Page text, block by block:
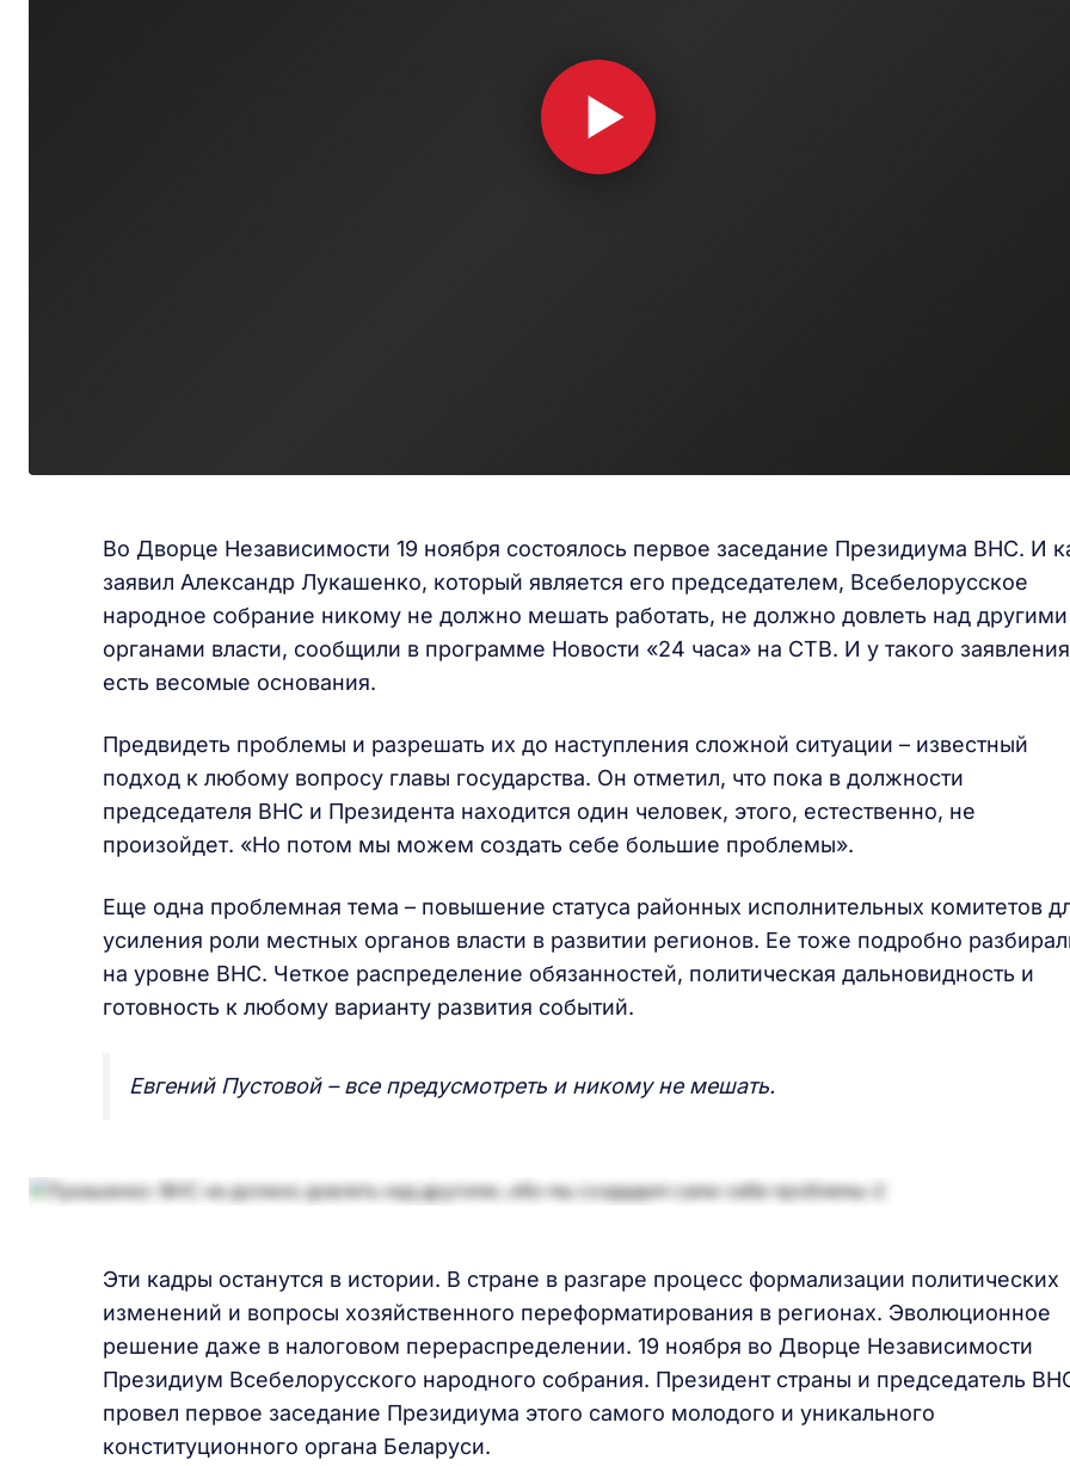
Во Дворце Независимости 19 ноября состоялось первое заседание Президиума ВНС. И
заявил Александр Лукашенко, который является его председателем, Всебелорусское
народное собрание никому не должно мешать работать, не должно довлеть над другими
органами власти, сообщили в программе Новости «24 часа» на СТВ. И у такого заявления
есть весомые основания.
Предвидеть проблемы и разрешать их до наступления сложной ситуации – известный
подход к любому вопросу главы государства. Он отметил, что пока в должности
председателя ВНС и Президента находится один человек, этого, естественно, не
произойдет. «Но потом мы можем создать себе большие проблемы».
Еще одна проблемная тема – повышение статуса районных исполнительных комитетов
усиления роли местных органов власти в развитии регионов. Ее тоже подробно
на уровне ВНС. Четкое распределение обязанностей, политическая дальновидность и
готовность к любому варианту развития событий.
Евгений Пустовой – все предусмотреть и никому не мешать.
Эти кадры останутся в истории. В стране в разгаре процесс формализации политических
изменений и вопросы хозяйственного переформатирования в регионах. Эволюционное
решение даже в налоговом перераспределении. 19 ноября во Дворце Независимости
Президиум Всебелорусского народного собрания. Президент страны и председатель
провел первое заседание Президиума этого самого молодого и уникального
конституционного органа Беларуси.